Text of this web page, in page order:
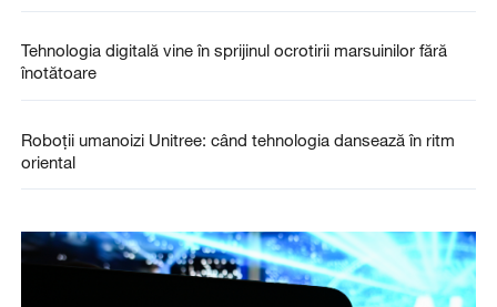
Tehnologia digitală vine în sprijinul ocrotirii marsuinilor fără
înotătoare
Roboții umanoizi Unitree: când tehnologia dansează în ritm
oriental